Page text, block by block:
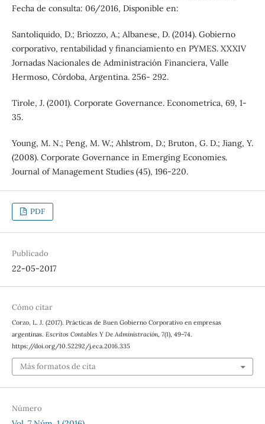
Fecha de consulta: 06/2016, Disponible en:
Santoliquido, D.; Briozzo, A.; Albanese, D. (2014). Gobierno
corporativo, rentabilidad y financiamiento en PYMES. XXXIV
Jornadas Nacionales de Administración Financiera, Valle
Hermoso, Córdoba, Argentina. 256- 292.
Tirole, J. (2001). Corporate Governance. Econometrica, 69, 1-
35.
Young, M. N.; Peng, M. W.; Ahlstrom, D.; Bruton, G. D.; Jiang, Y.
(2008). Corporate Governance in Emerging Economies.
Journal of Management Studies (45), 196-220.
PDF
Publicado
22-05-2017
Cómo citar
Corzo, L. J. (2017). Prácticas de Buen Gobierno Corporativo en empresas
argentinas. Escritos Contables Y De Administración, 7(1), 49–74.
https://doi.org/10.52292/j.eca.2016.335
Más formatos de cita
Número